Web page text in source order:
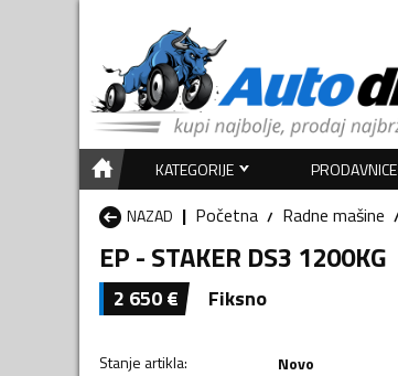
KATEGORIJE PRODAVNICE
NAZAD
Početna Radne mašine
EP - STAKER DS3 1200KG
2 650€ Fiksno
Stanje artikla:
Novo